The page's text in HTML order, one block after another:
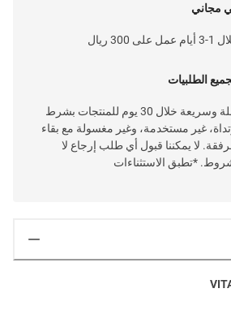
مجاني
ريال
الطلبيات
خدمة إرجاع سهلة وسريعة خلال 30 يوم للمنتجات بشرط
غير مستخدمة، وغير مغسولة مع بقاء
لا يمكننا قبول أي طلب إرجاع لا
*تطبق الاستثناءات